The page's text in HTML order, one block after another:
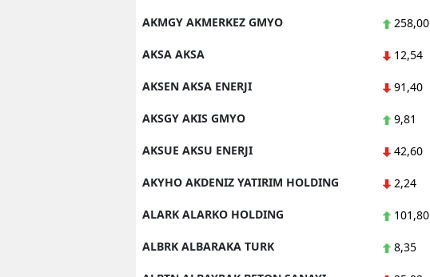
AKMGY AKMERKEZ GMYO 258,00
AKSA AKSA 12,54
AKSEN AKSA ENERJI 91,40
AKSGY AKIS GMYO 9,81
AKSUE AKSU ENERJI 42,60
AKYHO AKDENIZ YATIRIM HOLDING 2,24
ALARK ALARKO HOLDING 101,80
ALBRK ALBARAKA TURK 8,35